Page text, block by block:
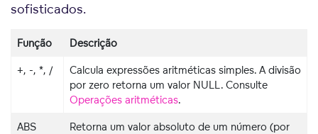
sofisticados.
Função Descrição
+, -, *, /
Calcula expressões aritméticas simples. A divisão
por zero retorna um valor NULL. Consulte
Operações aritméticas.
ABS
Retorna um valor absoluto de um número (por